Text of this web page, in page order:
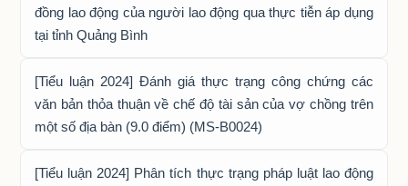
đồng lao động của người lao động qua thực tiễn áp dụng
tại tỉnh Quảng Bình
[Tiểu luận 2024] Đánh giá thực trạng công chứng các
văn bản thỏa thuận về chế độ tài sản của vợ chồng trên
một số địa bàn (9.0 điểm) (MS-B0024)
[Tiểu luận 2024] Phân tích thực trạng pháp luật lao động